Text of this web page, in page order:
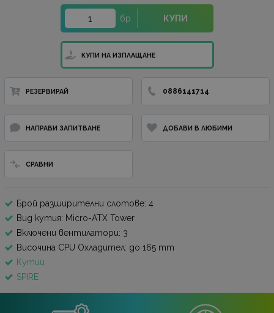
бр. КУПИ
КУПИ НА ИЗПЛАЩАНЕ
РЕЗЕРВИРАЙ 0886141714
НАПРАВИ ЗАПИТВАНЕ ДОБАВИ В ЛЮБИМИ
СРАВНИ
Брой разширителни слотове: 4
Вид кутия: Micro-ATX Tower
Включени вентилатори: 3
Височина CPU Охладител: до 165 mm
Кутии
SPIRE